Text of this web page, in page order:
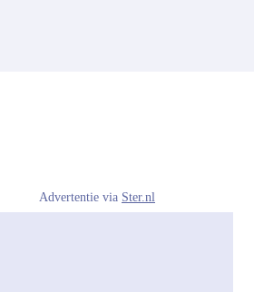
Advertentie via Ster.nl